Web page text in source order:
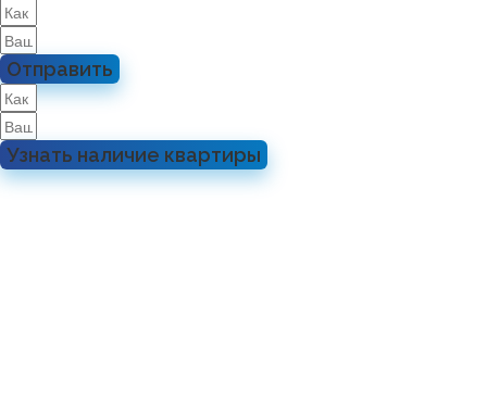
Отправить
Узнать наличие квартиры